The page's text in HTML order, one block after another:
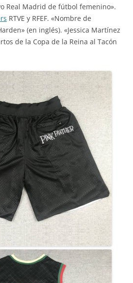
Real Madrid de fútbol femenino».
RTVE y RFEF. «Nombre de
(en inglés). «Jessica Martínez
de la Copa de la Reina al Tacón